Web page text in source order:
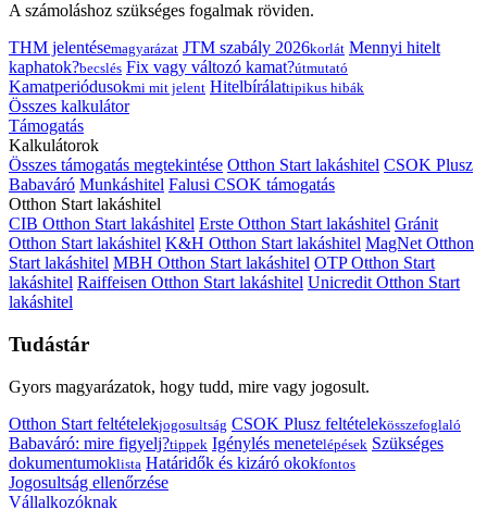
A számoláshoz szükséges fogalmak röviden.
THM jelentésemagyarázat JTM szabály 2026korlát Mennyi hitelt
kaphatok?becslés Fix vagy változó kamat?útmutató
Kamatperiódusokmi mit jelent Hitelbírálattipikus hibák
Összes kalkulátor
Támogatás
Kalkulátorok
Összes támogatás megtekintése Otthon Start lakáshitel CSOK Plusz
Babaváró Munkáshitel Falusi CSOK támogatás
Otthon Start lakáshitel
CIB Otthon Start lakáshitel Erste Otthon Start lakáshitel Gránit
Otthon Start lakáshitel K&H Otthon Start lakáshitel MagNet Otthon
Start lakáshitel MBH Otthon Start lakáshitel OTP Otthon Start
lakáshitel Raiffeisen Otthon Start lakáshitel Unicredit Otthon Start
lakáshitel
Tudástár
Gyors magyarázatok, hogy tudd, mire vagy jogosult.
Otthon Start feltételekjogosultság CSOK Plusz feltételekösszefoglaló
Babaváró: mire figyelj?tippek Igénylés menetelépések Szükséges
dokumentumoklista Határidők és kizáró okokfontos
Jogosultság ellenőrzése
Vállalkozóknak